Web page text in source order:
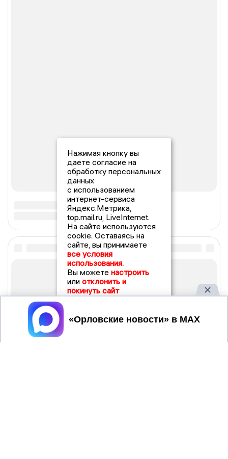
Нажимая кнопку вы
даете согласие на
обработку персональных
данных
с использованием
интернет-сервиса
Яндекс.Метрика,
top.mail.ru, LiveInternet.
На сайте используются
cookie. Оставаясь на
сайте, вы принимаете
все условия
использования.
Вы можете настроить
или отклонить и
покинуть сайт
Принять